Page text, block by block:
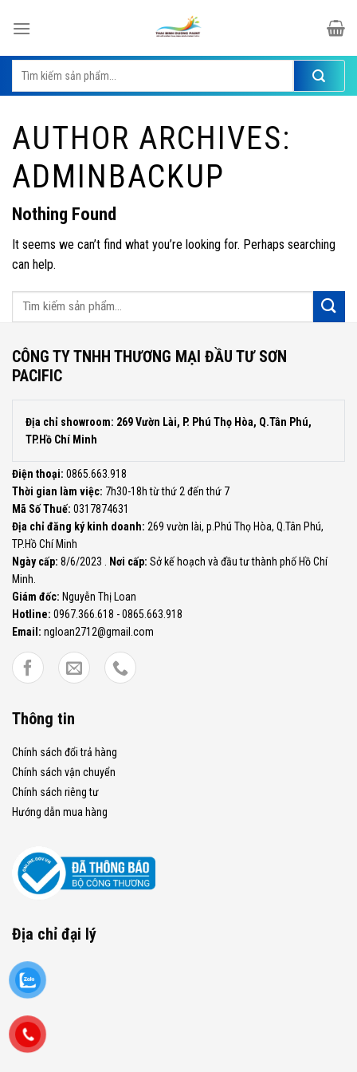
Tìm
kiếm:
AUTHOR ARCHIVES:
ADMINBACKUP
Nothing Found
It seems we can’t find what you’re looking for. Perhaps searching
can help.
CÔNG TY TNHH THƯƠNG MẠI ĐẦU TƯ SƠN
PACIFIC
Địa chỉ showroom: 269 Vườn Lài, P. Phú Thọ Hòa, Q.Tân Phú,
TP.Hồ Chí Minh
Điện thoại: 0865.663.918
Thời gian làm việc: 7h30-18h từ thứ 2 đến thứ 7
Mã Số Thuế: 0317874631
Địa chỉ đăng ký kinh doanh: 269 vườn lài, p.Phú Thọ Hòa, Q.Tân Phú,
TP.Hồ Chí Minh
Ngày cấp: 8/6/2023 . Nơi cấp: Sở kế hoạch và đầu tư thành phố Hồ Chí
Minh.
Giám đốc: Nguyễn Thị Loan
Hotline: 0967.366.618 - 0865.663.918
Email: ngloan2712@gmail.com
Thông tin
Chính sách đổi trả hàng
Chính sách vận chuyển
Chính sách riêng tư
Hướng dẫn mua hàng
Địa chỉ đại lý